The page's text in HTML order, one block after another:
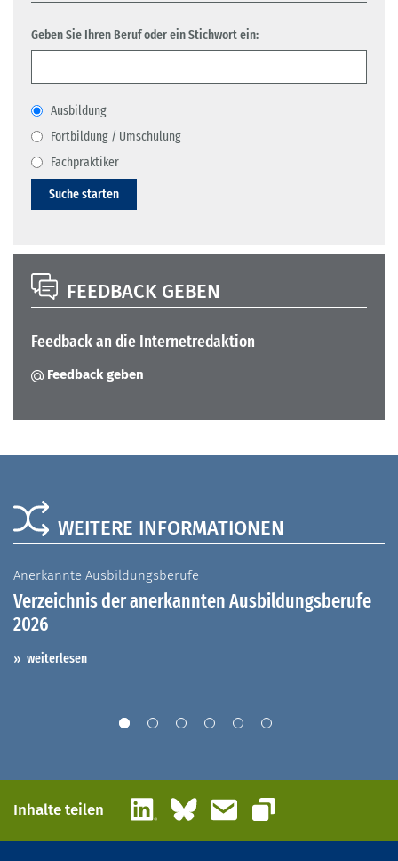
Geben Sie Ihren Beruf oder ein Stichwort ein:
Ausbildung
Fortbildung / Umschulung
Fachpraktiker
Suche starten
FEEDBACK GEBEN
Feedback an die Internetredaktion
Feedback geben
WEITERE INFORMATIONEN
Anerkannte Ausbildungsberufe
Verzeichnis der anerkannten Ausbildungsberufe
2026
weiterlesen
Inhalte teilen LinkedInBlueskyE-Mail
Link kopieren